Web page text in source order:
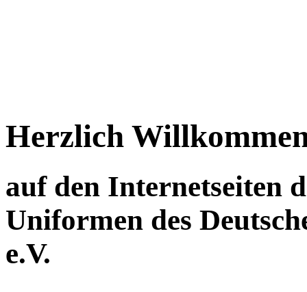
Herzlich
auf den Internetseiten
Uniformen des
e.V.